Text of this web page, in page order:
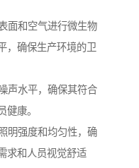
面和空气进行微生物
，确保生产环境的卫
声水平，确保其符合
健康。
明强度和均匀性，确
求和人员视觉舒适